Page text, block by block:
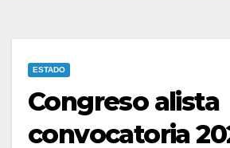
ESTADO
Congreso alista
convocatoria